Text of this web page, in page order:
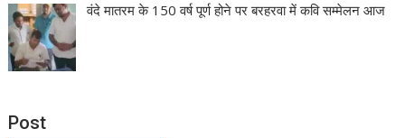
वंदे मातरम के 150 वर्ष पूर्ण होने पर बरहरवा में कवि सम्मेलन आज
Post